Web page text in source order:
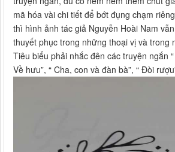
mã hóa vài chi tiết để bớt đụng chạm
thì hình ảnh tác giả Nguyễn Hoài Nam
thuyết phục trong những thoại vị và trong
Tiêu biểu phải nhắc đên các truyện ngắn
Về hưu”, “ Cha, con và đàn bà”, “ Đòi